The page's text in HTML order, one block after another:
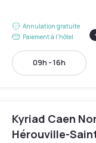
Annulation gratuite
Paiement à l'hôtel
09h - 16h
Kyriad Caen
Hérouville-